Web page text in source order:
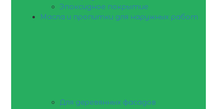
Эпоксидное покрытие
Масла и пропитки для наружных работ
Для деревянных фасадов